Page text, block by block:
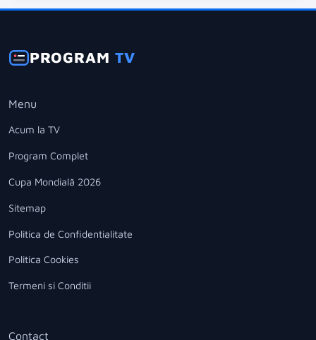
PROGRAMTV
Menu
Acum la TV
Program Complet
Cupa Mondială 2026
Sitemap
Politica de Confidentialitate
Politica Cookies
Termeni si Conditii
Contact